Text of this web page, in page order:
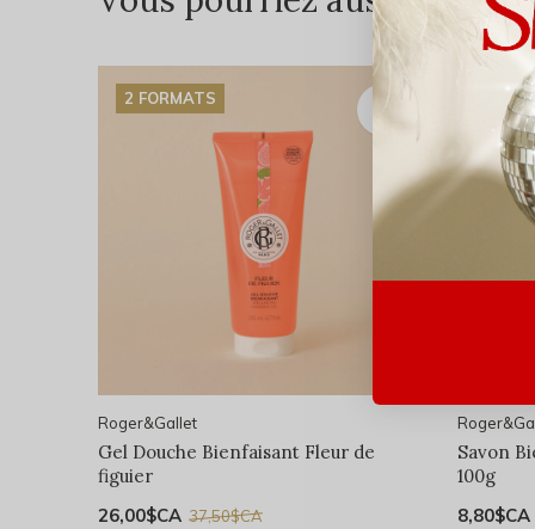
2 FORMATS
Roger&Gallet
Gel Douche Bienfaisant Fleur de
figuier
26,00$CA 37,50$CA
Savon
100g
8,80$CA